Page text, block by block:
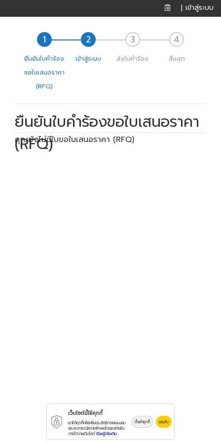
| เข้าสู่ระบบ
ยืนยันใบคำร้อง
ขอใบเสนอราคา
(RFQ)
เข้าสู่ระบบ ส่งใบคำร้อง สิ้นสุด
ยืนยันใบคำร้องขอใบเสนอราคา
(RFQ)
คุณยังไม่มีใบขอใบเสนอราคา (RFQ)
เว็บไซต์นี้ใช้คุกกี้
เราใช้คุกกี้เพื่อเพิ่มประสิทธิภาพและมอบ
ประสบการณ์ความพึงพอใจของท่านใน
การใช้งานเว็บไซต์เรียนรู้เพิ่มเติม
ตั้งค่าคุกกี้ ยอมรับ